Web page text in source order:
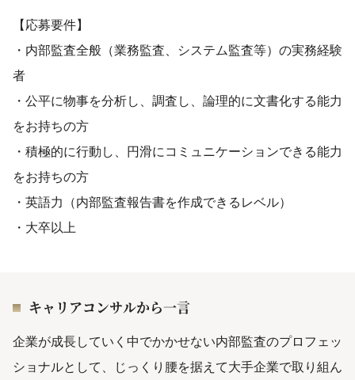
【応募要件】
・内部監査全般（業務監査、システム監査等）の実務経験
者
・公平に物事を分析し、調査し、論理的に文書化する能力
をお持ちの方
・積極的に行動し、円滑にコミュニケーションできる能力
をお持ちの方
・英語力（内部監査報告書を作成できるレベル）
・大卒以上
キャリアコンサルから一言
企業が成長していく中でかかせない内部監査のプロフェッ
ショナルとして、じっくり腰を据えて大手企業で取り組ん